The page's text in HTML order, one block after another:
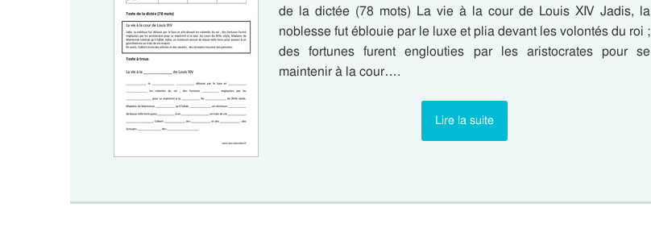
de la dictée (78 mots) La vie à la cour de Louis XIV Jadis, la
noblesse fut éblouie par le luxe et plia devant les volontés du roi ;
des fortunes furent englouties par les aristocrates pour se
maintenir à la cour….
Lire la suite